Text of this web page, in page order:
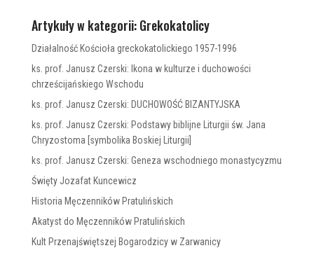
Artykuły w kategorii: Grekokatolicy
Działalność Kościoła greckokatolickiego 1957-1996
ks. prof. Janusz Czerski: Ikona w kulturze i duchowości
chrześcijańskiego Wschodu
ks. prof. Janusz Czerski: DUCHOWOŚĆ BIZANTYJSKA
ks. prof. Janusz Czerski: Podstawy biblijne Liturgii św. Jana
Chryzostoma [symbolika Boskiej Liturgii]
ks. prof. Janusz Czerski: Geneza wschodniego monastycyzmu
Święty Jozafat Kuncewicz
Historia Męczenników Pratulińskich
Akatyst do Męczenników Pratulińskich
Kult Przenajświętszej Bogarodzicy w Zarwanicy